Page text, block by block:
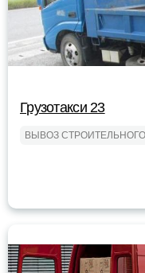
Грузотакси 23
ВЫВОЗ